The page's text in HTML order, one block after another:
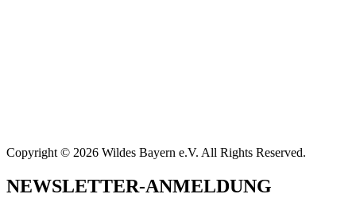
Copyright © 2026 Wildes Bayern e.V. All Rights Reserved.
NEWSLETTER-ANMELDUNG